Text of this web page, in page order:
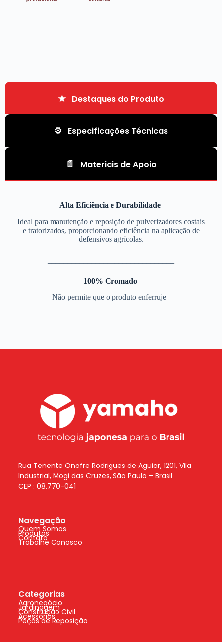
Destaques do Produto
Especificações Técnicas
Materiais de Apoio
Alta Eficiência e Durabilidade
Ideal para manutenção e reposição de pulverizadores costais
e tratorizados, proporcionando eficiência na aplicação de
defensivos agrícolas.
100% Cromado
Não permite que o produto enferruje.
Rua Tenente Onofre Rodrigues de Aguiar, 1201, Vila
Industrial, Mogi das Cruzes, São Paulo – Brasil
CEP : 08.770-041
Navegação
Quem Somos
Produtos
Contato
Trabalhe Conosco
Categorias
Agronegócio
Jardinagem
Construção Civil
Acessórios
Peças de Reposição